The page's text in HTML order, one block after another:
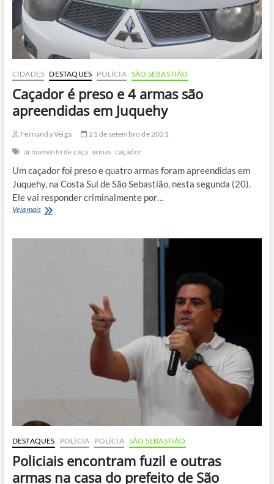
CIDADES DESTAQUES POLÍCIA SÃO SEBASTIÃO
Caçador é preso e 4 armas são
apreendidas em Juquehy
Fernanda Veiga
21 de setembro de 2021
armamento de caça armas caçador
Um caçador foi preso e quatro armas foram apreendidas em
Juquehy, na Costa Sul de São Sebastião, nesta segunda (20).
Ele vai responder criminalmente por…
Veja maisCaçador
DESTAQUES POLÍCIA POLÍCIA SÃO SEBASTIÃO
Policiais encontram fuzil e outras
armas na casa do prefeito de São